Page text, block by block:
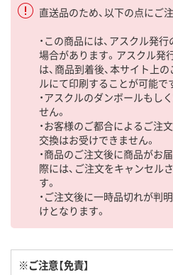
直送品のため、以下の点にご
・この商品には、アスクル発
場合があります。アスクル発
は、商品到着後、本サイト上
ルにて印刷することが可能で
・アスクルのダンボールもし
せん。
・お客様のご都合によるご注
交換はお受けできません。
・商品のご注文後に商品がお
際には、ご注文をキャンセル
す。
・ご注文後に一時品切れが判
けとなります。
※ご注意【免責】